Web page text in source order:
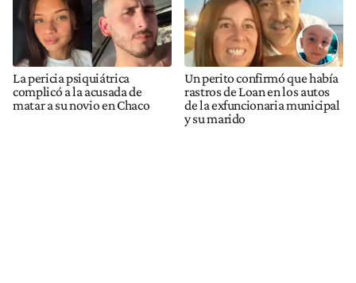
La pericia psiquiátrica
complicó a la acusada de
matar a su novio en Chaco
Un perito confirmó que había
rastros de Loan en los autos
de la exfuncionaria municipal
y su marido